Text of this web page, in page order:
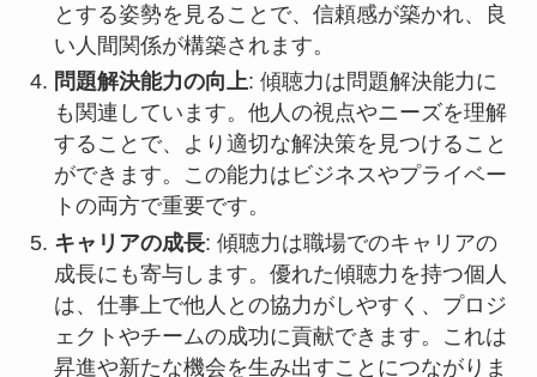
とする姿勢を見ることで、信頼感が築かれ、良
い人間関係が構築されます。
問題解決能力の向上: 傾聴力は問題解決能力に
も関連しています。他人の視点やニーズを理解
することで、より適切な解決策を見つけること
ができます。この能力はビジネスやプライベー
トの両方で重要です。
キャリアの成長: 傾聴力は職場でのキャリアの
成長にも寄与します。優れた傾聴力を持つ個人
は、仕事上で他人との協力がしやすく、プロジ
ェクトやチームの成功に貢献できます。これは
昇進や新たな機会を生み出すことにつながりま